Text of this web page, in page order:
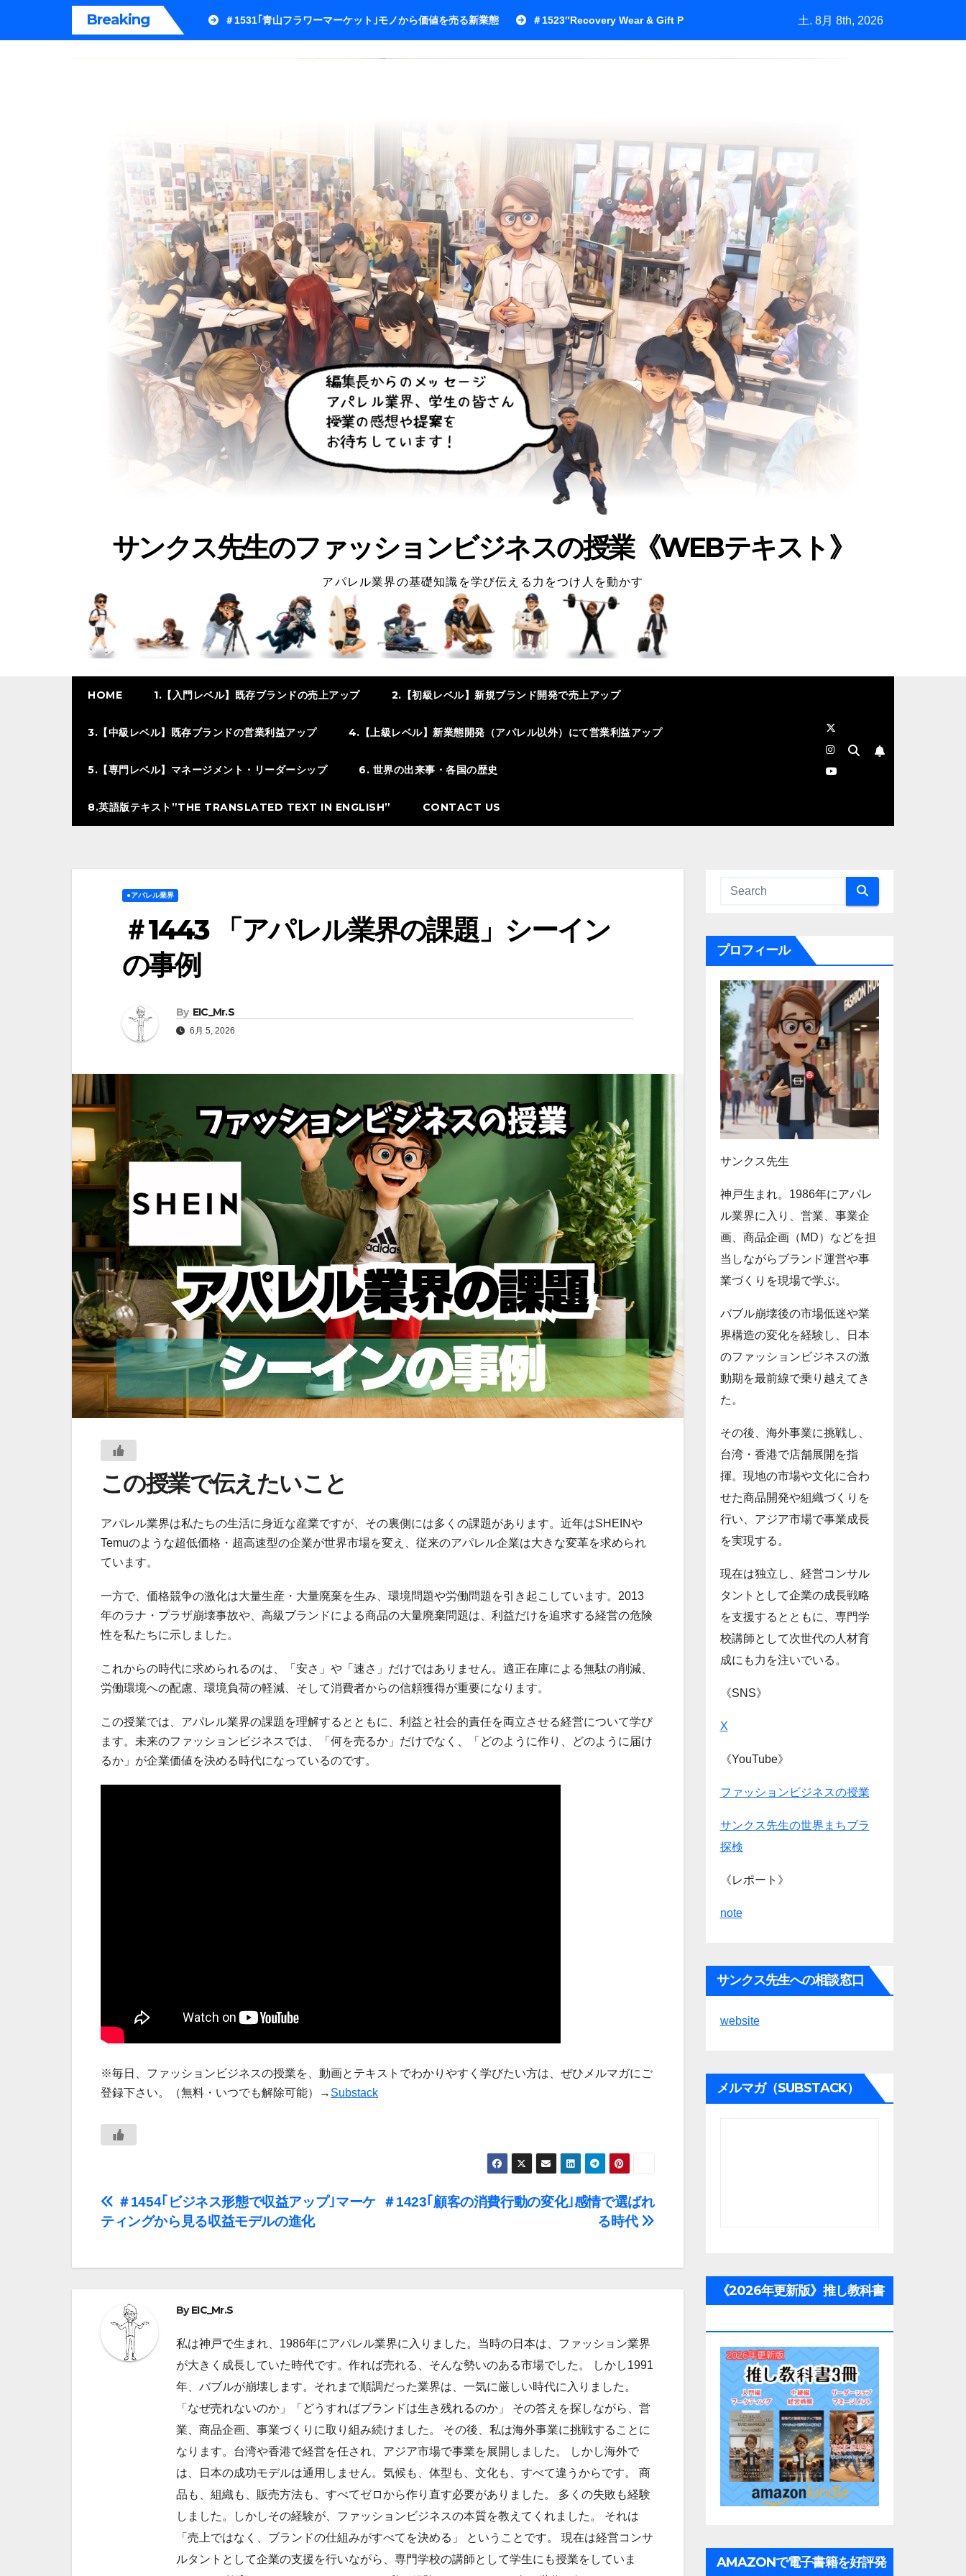
Breaking ＃1531｢青山フラワーマーケット｣モノから価値を売る新業態 ＃1523″Recovery Wear & Gift Purchasing”How Marketing Grows a Market by
土. 8月 8th, 2026
サンクス先生のファッションビジネスの授業《WEBテキスト》
アパレル業界の基礎知識を学び伝える力をつけ人を動かす
HOME 1.【入門レベル】既存ブランドの売上アップ 2.【初級レベル】新規ブランド開発で売上アップ
3.【中級レベル】既存ブランドの営業利益アップ 4.【上級レベル】新業態開発（アパレル以外）にて営業利益アップ
5.【専門レベル】マネージメント・リーダーシップ 6. 世界の出来事・各国の歴史
8.英語版テキスト”THE TRANSLATED TEXT IN ENGLISH” CONTACT US
●アパレル業界
＃1443 「アパレル業界の課題」シーイン
の事例
By EIC_Mr.S
6月 5, 2026
この授業で伝えたいこと
アパレル業界は私たちの生活に身近な産業ですが、その裏側には多くの課題があります。近年はSHEINや
Temuのような超低価格・超高速型の企業が世界市場を変え、従来のアパレル企業は大きな変革を求められ
ています。
一方で、価格競争の激化は大量生産・大量廃棄を生み、環境問題や労働問題を引き起こしています。2013
年のラナ・プラザ崩壊事故や、高級ブランドによる商品の大量廃棄問題は、利益だけを追求する経営の危険
性を私たちに示しました。
これからの時代に求められるのは、「安さ」や「速さ」だけではありません。適正在庫による無駄の削減、
労働環境への配慮、環境負荷の軽減、そして消費者からの信頼獲得が重要になります。
この授業では、アパレル業界の課題を理解するとともに、利益と社会的責任を両立させる経営について学び
ます。未来のファッションビジネスでは、「何を売るか」だけでなく、「どのように作り、どのように届け
るか」が企業価値を決める時代になっているのです。
※毎日、ファッションビジネスの授業を、動画とテキストでわかりやすく学びたい方は、ぜひメルマガにご
登録下さい。（無料・いつでも解除可能）→ Substack
投
稿
ナ
ゲ
ー
＃1423｢顧客の消費行動の変化｣感情で選ばれ
る時代
＃1454｢ビジネス形態で収益アップ｣マーケ
ティングから見る収益モデルの進化
ByEIC_Mr.S
私は神戸で生まれ、1986年にアパレル業界に入りました。当時の日本は、ファッション業界
が大きく成長していた時代です。作れば売れる、そんな勢いのある市場でした。 しかし1991
年、バブルが崩壊します。それまで順調だった業界は、一気に厳しい時代に入りました。
「なぜ売れないのか」「どうすればブランドは生き残れるのか」 その答えを探しながら、営
業、商品企画、事業づくりに取り組み続けました。 その後、私は海外事業に挑戦することに
なります。台湾や香港で経営を任され、アジア市場で事業を展開しました。 しかし海外で
は、日本の成功モデルは通用しません。気候も、体型も、文化も、すべて違うからです。 商
品も、組織も、販売方法も、すべてゼロから作り直す必要がありました。 多くの失敗も経験
しました。しかしその経験が、ファッションビジネスの本質を教えてくれました。 それは
「売上ではなく、ブランドの仕組みがすべてを決める」 ということです。 現在は経営コンサ
ルタントとして企業の支援を行いながら、専門学校の講師として学生にも授業をしていま
プロフィール
サンクス先生
神戸生まれ。1986年にアパレ
ル業界に入り、営業、事業企
画、商品企画（MD）などを担
当しながらブランド運営や事
業づくりを現場で学ぶ。
バブル崩壊後の市場低迷や業
界構造の変化を経験し、日本
のファッションビジネスの激
動期を最前線で乗り越えてき
た。
その後、海外事業に挑戦し、
台湾・香港で店舗展開を指
揮。現地の市場や文化に合わ
せた商品開発や組織づくりを
行い、アジア市場で事業成長
を実現する。
現在は独立し、経営コンサル
タントとして企業の成長戦略
を支援するとともに、専門学
校講師として次世代の人材育
成にも力を注いでいる。
《SNS》
X
《YouTube》
ファッションビジネスの授業
サンクス先生の世界まちブラ
探検
《レポート》
note
サンクス先生への相談窓口
website
メルマガ（SUBSTACK）
《2026年更新版》推し教科書
AMAZONで電子書籍を好評発